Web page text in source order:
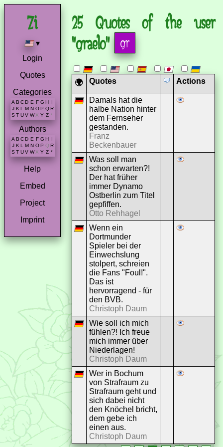
▾
Login
Quotes
Categories
A B C D E F G H I
J K L M N O P Q R
S T U V W X Y Z *
Authors
A B C D E F G H
J K L M N O P Q R
S T U V W X Y Z *
Help
Embed
Project
Imprint
25 Quotes of the user
"graelo"
🌍 Quotes Actions
Damals hat die
halbe Nation hinter
dem Fernseher
gestanden.
Franz
Beckenbauer
Was soll man
schon erwarten?!
Der hat früher
immer Dynamo
Ostberlin zum Titel
gepfiffen.
Otto Rehhagel
Wenn ein
Dortmunder
Spieler bei der
Einwechslung
stolpert, schreien
die Fans "Foul!".
Das ist
hervorragend - für
den BVB.
Christoph Daum
Wie soll ich mich
fühlen?! Ich freue
mich immer über
Niederlagen!
Christoph Daum
Wer in Bochum
von Strafraum zu
Strafraum geht und
sich dabei nicht
den Knöchel bricht,
dem gebe ich
einen aus.
Christoph Daum